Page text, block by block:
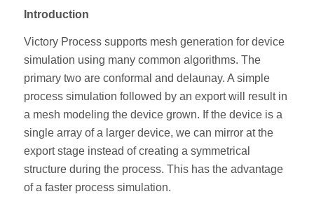
Introduction
Victory Process supports mesh generation for device
simulation using many common algorithms. The
primary two are conformal and delaunay. A simple
process simulation followed by an export will result in
a mesh modeling the device grown. If the device is a
single array of a larger device, we can mirror at the
export stage instead of creating a symmetrical
structure during the process. This has the advantage
of a faster process simulation.